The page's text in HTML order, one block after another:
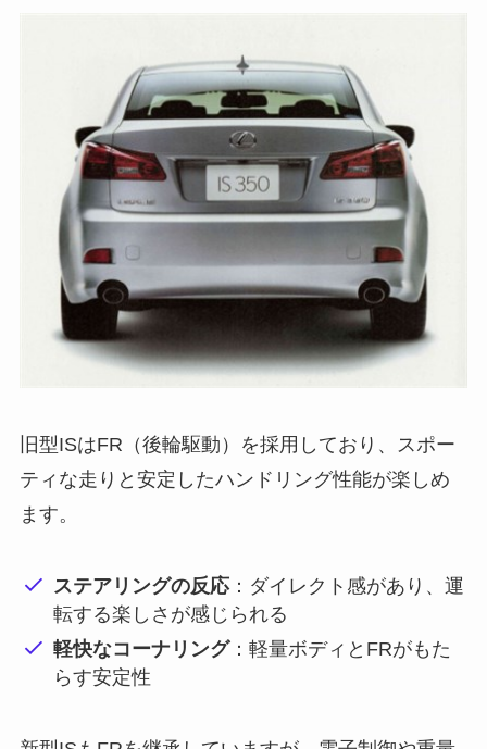
旧型ISはFR（後輪駆動）を採用しており、スポー
ティな走りと安定したハンドリング性能が楽しめ
ます。
ステアリングの反応：ダイレクト感があり、運
転する楽しさが感じられる
軽快なコーナリング：軽量ボディとFRがもた
らす安定性